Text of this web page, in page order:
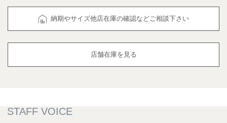
納期やサイズ他店在庫の確認などご相談下さい
店舗在庫を見る